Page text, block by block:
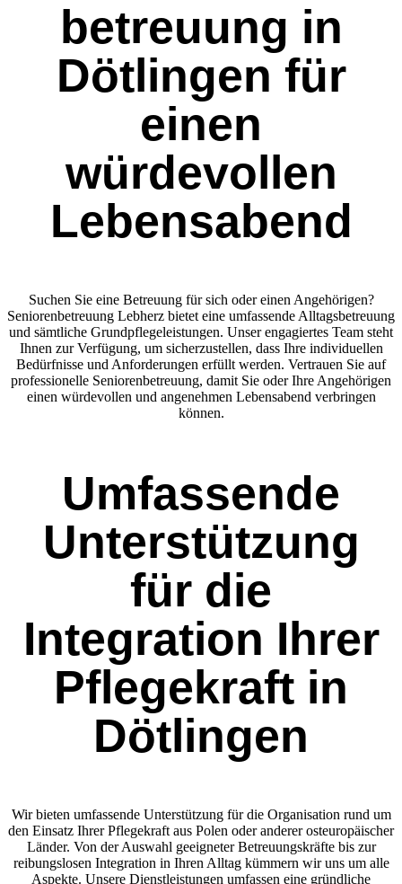
betreuung in
Dötlingen für
einen
würdevollen
Lebensabend
Suchen Sie eine Betreuung für sich oder einen Angehörigen?
Seniorenbetreuung Lebherz bietet eine umfassende Alltagsbetreuung
und sämtliche Grundpflegeleistungen. Unser engagiertes Team steht
Ihnen zur Verfügung, um sicherzustellen, dass Ihre individuellen
Bedürfnisse und Anforderungen erfüllt werden. Vertrauen Sie auf
professionelle Seniorenbetreuung, damit Sie oder Ihre Angehörigen
einen würdevollen und angenehmen Lebensabend verbringen
können.
Umfassende
Unterstützung
für die
Integration Ihrer
Pflegekraft in
Dötlingen
Wir bieten umfassende Unterstützung für die Organisation rund um
den Einsatz Ihrer Pflegekraft aus Polen oder anderer osteuropäischer
Länder. Von der Auswahl geeigneter Betreuungskräfte bis zur
reibungslosen Integration in Ihren Alltag kümmern wir uns um alle
Aspekte. Unsere Dienstleistungen umfassen eine gründliche